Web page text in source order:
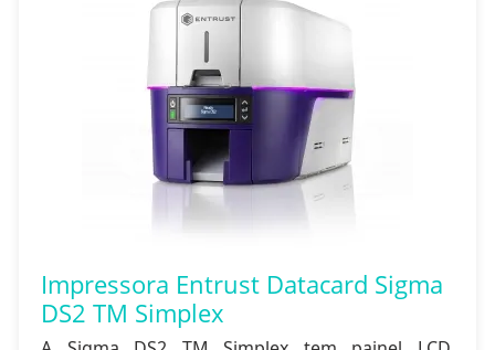
Impressora Entrust Datacard Sigma
DS2 TM Simplex